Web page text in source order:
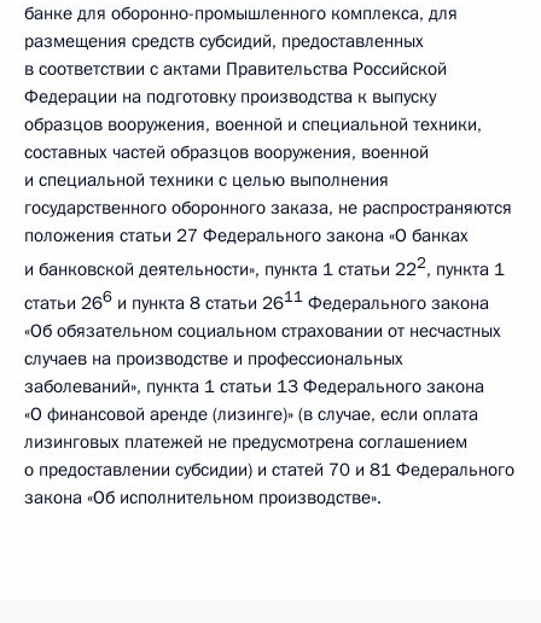
банке для оборонно-промышленного комплекса, для
размещения средств субсидий, предоставленных
в соответствии с актами Правительства Российской
Федерации на подготовку производства к выпуску
образцов вооружения, военной и специальной техники,
составных частей образцов вооружения, военной
и специальной техники с целью выполнения
государственного оборонного заказа, не распространяются
положения статьи 27 Федерального закона «О банках
и банковской деятельности», пункта 1 статьи 222, пункта 1
статьи 266 и пункта 8 статьи 2611 Федерального закона
«Об обязательном социальном страховании от несчастных
случаев на производстве и профессиональных
заболеваний», пункта 1 статьи 13 Федерального закона
«О финансовой аренде (лизинге)» (в случае, если оплата
лизинговых платежей не предусмотрена соглашением
о предоставлении субсидии) и статей 70 и 81 Федерального
закона «Об исполнительном производстве».